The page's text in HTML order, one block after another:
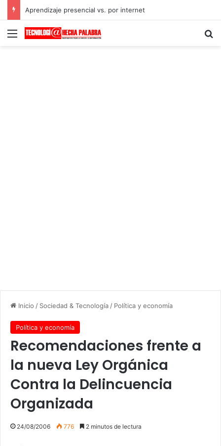
Aprendizaje presencial vs. por internet
Menú
Inicio / Sociedad & Tecnología / Política y economía
Política y economía
Recomendaciones frente a
la nueva Ley Orgánica
Contra la Delincuencia
Organizada
24/08/2006 776 2 minutos de lectura